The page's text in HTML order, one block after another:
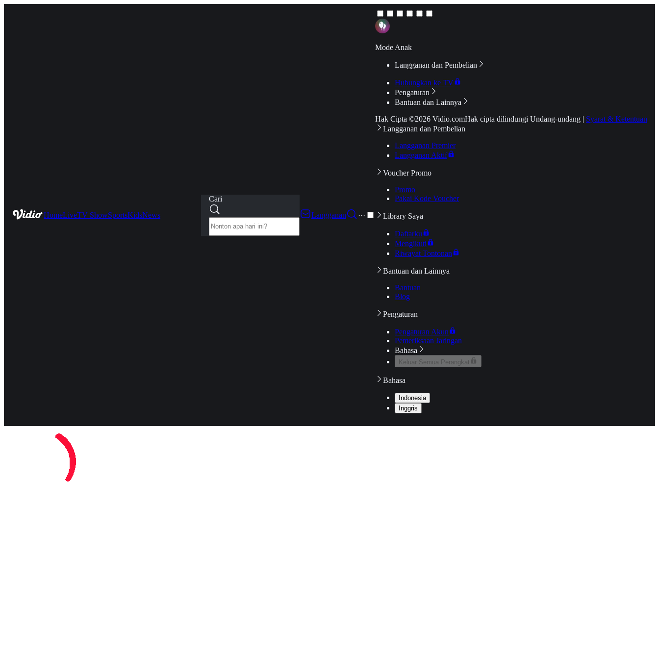
HomeLiveTV ShowSportsKidsNews
Cari
Langganan
···
Mode Anak
Langganan dan Pembelian
Hubungkan ke TV
Pengaturan
Bantuan dan Lainnya
Hak Cipta ©2026 Vidio.comHak cipta dilindungi Undang-undang | Syarat & Ketentuan
Langganan dan Pembelian
Langganan Premier
Langganan Aktif
Voucher Promo
Promo
Pakai Kode Voucher
Library Saya
Daftarku
Mengikuti
Riwayat Tontonan
Bantuan dan Lainnya
Bantuan
Blog
Pengaturan
Pengaturan Akun
Pemeriksaan Jaringan
Bahasa
Keluar Semua Perangkat
Bahasa
Indonesia
Inggris